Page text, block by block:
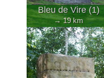
Bleu de Vire (1)
→ 19 km